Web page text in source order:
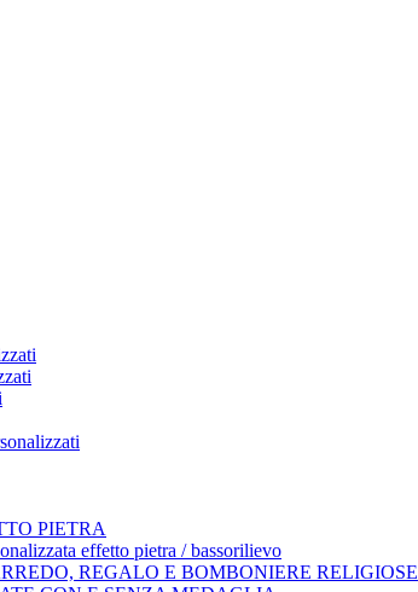
PIETRA
effetto pietra / bassorilievo
REGALO E BOMBONIERE RELIGIOSE